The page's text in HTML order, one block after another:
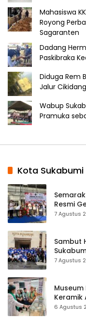
Mahasiswa
Royong
Sagaranten
Dadang
Paskibraka
Diduga Rem
Jalur
Wabup
Pramuka
Kota Sukabumi
Resmi
7 Agustus
Sambut
ASRI
7 Agustus
Keramik
Hampir
6 Agustus